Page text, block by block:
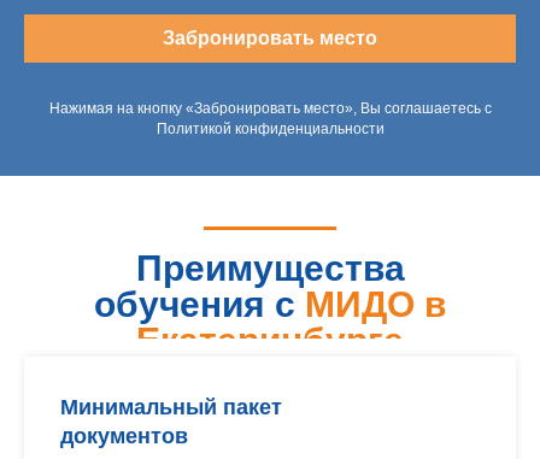
Забронировать место
Нажимая на кнопку «Забронировать место», Вы соглашаетесь с
Политикой конфиденциальности
Преимущества
обучения с МИДО в
Екатеринбурге
Минимальный пакет
документов